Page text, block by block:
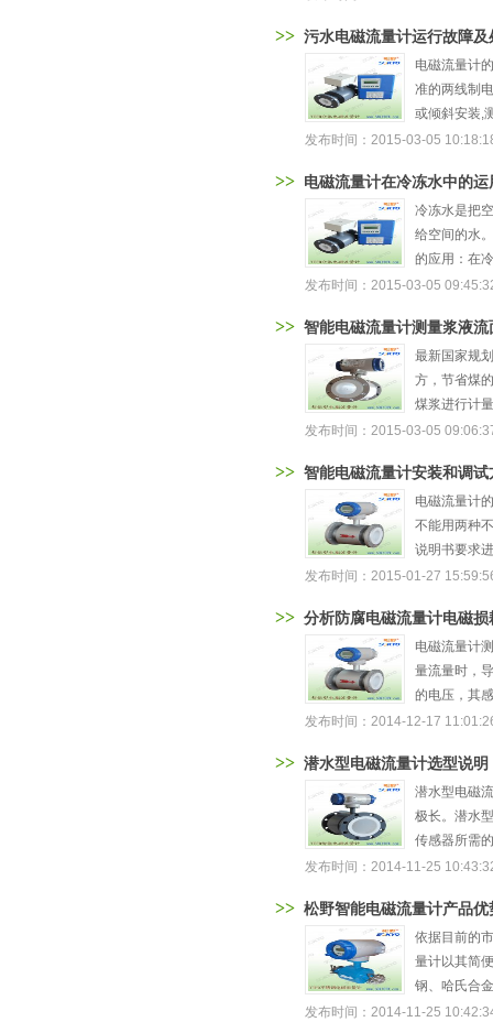
>> 污水电磁流量计运行故障及
电磁流量计
准的两线制
或倾斜安装,
发布时间：2015-03-05
>> 电磁流量计在冷冻水中的运
冷冻水是把
给空间的水
的应用：在
发布时间：2015-03-05
>> 智能电磁流量计测量浆液流
最新国家规
方，节省煤
煤浆进行计
发布时间：2015-03-05
>> 智能电磁流量计安装和调试
电磁流量计
不能用两种
说明书要求
发布时间：2015-01-27
>> 分析防腐电磁流量计电磁损
电磁流量计
量流量时，
的电压，其
发布时间：2014-12-17
>> 潜水型电磁流量计选型说明
潜水型电磁
极长。潜水
传感器所需
发布时间：2014-11-25
>> 松野智能电磁流量计产品优
依据目前的
量计以其简
钢、哈氏合
发布时间：2014-11-25